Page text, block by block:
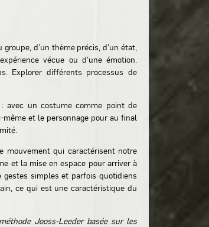
d’un thème précis, d’un état,
vécue ou d’une émotion.
Explorer différents processus de
: avec un costume comme point de
et le personnage pour au final
mouvement qui caractérisent notre
et la mise en espace pour arriver à
simples et parfois quotidiens
ce qui est une caractéristique du
Jooss-Leeder basée sur les